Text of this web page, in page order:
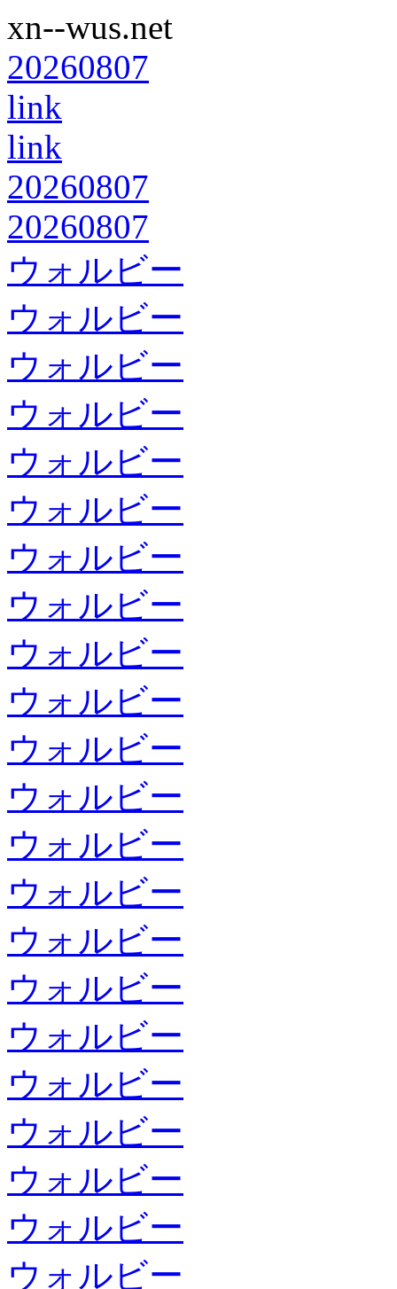
xn--wus.net
20260807
link
link
20260807
20260807
ウォルビー
ウォルビー
ウォルビー
ウォルビー
ウォルビー
ウォルビー
ウォルビー
ウォルビー
ウォルビー
ウォルビー
ウォルビー
ウォルビー
ウォルビー
ウォルビー
ウォルビー
ウォルビー
ウォルビー
ウォルビー
ウォルビー
ウォルビー
ウォルビー
ウォルビー